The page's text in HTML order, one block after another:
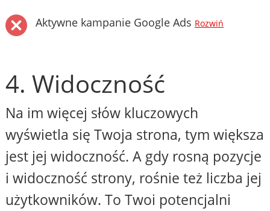
Aktywne kampanie Google Ads Rozwiń
4. Widoczność
Na im więcej słów kluczowych
wyświetla się Twoja strona, tym większa
jest jej widoczność. A gdy rosną pozycje
i widoczność strony, rośnie też liczba jej
użytkowników. To Twoi potencjalni